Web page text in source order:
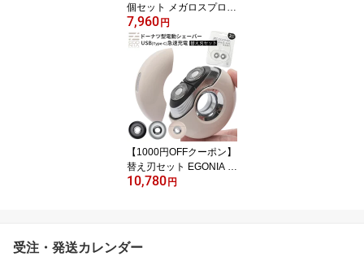
個セット メガロスプロテ
インコーヒー MEGALOS
× UCC（メガロス 珈琲
カフェオレ コーヒー プ
ロテインコーヒー インス
タントコーヒー スティッ
クタイプ ダイエット 筋
トレ フードプロフェッシ
ョナルアワード3つ星）
【送料無料】【DM】
7,960 円
【1000円OFFクーポン】
替え刃セット EGONIA マ
イクロタッチシェーバー
ナツ型 急速充電 デュア
ルヘッド シェービング
10,780 円
受注・発送カレンダー